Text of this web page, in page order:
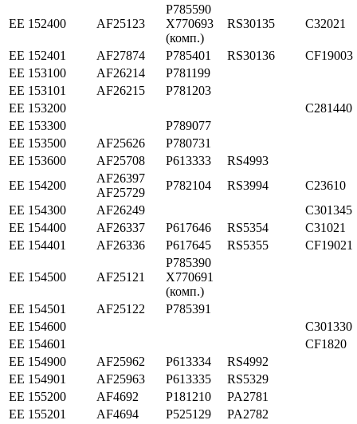
ЕЕ 152400 AF25123
P785590
X770693
(комп.)
RS30135 C32021
ЕЕ 152401 AF27874 P785401 RS30136
CF19003
ЕЕ 153100
AF26214
P781199
ЕЕ 153101
AF26215
P781203
ЕЕ 153200
C281440
ЕЕ 153300
P789077
ЕЕ 153500
AF25626
P780731
ЕЕ 153600
AF25708 P613333
RS4993
ЕЕ 154200
AF26397
AF25729
P782104 RS3994
C23610
ЕЕ 154300
AF26249
C301345
ЕЕ 154400
AF26337 P617646 RS5354
C31021
ЕЕ 154401
AF26336 P617645 RS5355 CF19021
ЕЕ 154500 AF25121
P785390
X770691
(комп.)
ЕЕ 154501
AF25122
P785391
ЕЕ 154600
C301330
ЕЕ 154601
CF1820
ЕЕ 154900
AF25962 P613334
RS4992
ЕЕ 154901
AF25963 P613335
RS5329
ЕЕ 155200
AF4692 P181210
PA2781
ЕЕ 155201
AF4694 P525129
PA2782